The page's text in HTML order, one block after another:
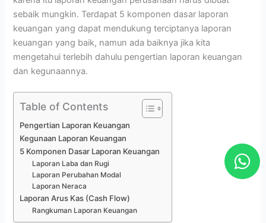
sebaik mungkin. Terdapat 5 komponen dasar laporan
keuangan yang dapat mendukung terciptanya laporan
keuangan yang baik, namun ada baiknya jika kita
mengetahui terlebih dahulu pengertian laporan keuangan
dan kegunaannya.
Table of Contents
Pengertian Laporan Keuangan
Kegunaan Laporan Keuangan
5 Komponen Dasar Laporan Keuangan
Laporan Laba dan Rugi
Laporan Perubahan Modal
Laporan Neraca
Laporan Arus Kas (Cash Flow)
Rangkuman Laporan Keuangan
W
h